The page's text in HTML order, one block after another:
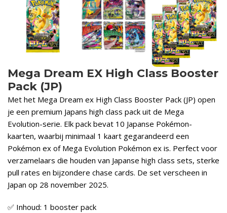
Mega Dream EX High Class Booster
Pack (JP)
Met het Mega Dream ex High Class Booster Pack (JP) open
je een premium Japans high class pack uit de Mega
Evolution-serie. Elk pack bevat 10 Japanse Pokémon-
kaarten, waarbij minimaal 1 kaart gegarandeerd een
Pokémon ex of Mega Evolution Pokémon ex is. Perfect voor
verzamelaars die houden van Japanse high class sets, sterke
pull rates en bijzondere chase cards. De set verscheen in
Japan op 28 november 2025.
✅ Inhoud: 1 booster pack